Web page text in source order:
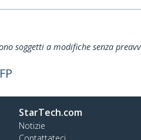
soggetti a modifiche senza
StarTech.com
Notizie